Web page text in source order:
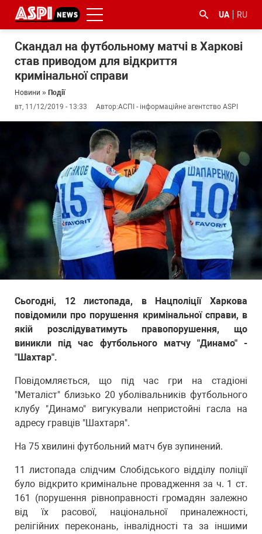
UA RU
Скандал на футбольному матчі в Харкові
став приводом для відкриття
кримінальної справи
Новини » Події
вт, 11/12/2019 - 13:33
Автор:АСПІ - інформаційне агентство ASPI
Сьогодні, 12 листопада, в Нацполіції Харкова
повідомили про порушення кримінальної справи, в
якій розслідуватимуть правопорушення, що
виникли під час футбольного матчу "Динамо" -
"Шахтар".
Повідомляється, що під час гри на стадіоні
"Металіст" близько 20 уболівальників футбольного
клубу "Динамо" вигукували непристойні гасла на
адресу гравців "Шахтаря".
На 75 хвилині футбольний матч був зупинений.
11 листопада слідчим Слобідського відділу поліції
було відкрито кримінальне провадження за ч. 1 ст.
161 (порушення рівноправності громадян залежно
від їх расової, національної приналежності,
релігійних переконань, інвалідності та за іншими
корупцією
#ДФС #Київ #коронавірус